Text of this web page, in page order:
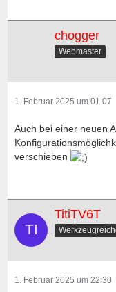
chogger
Webmaster
1. Februar 2025 um 01:07
Auch bei einer neuen
verschieben
TitiTV6T
1. Februar 2025 um 22:30